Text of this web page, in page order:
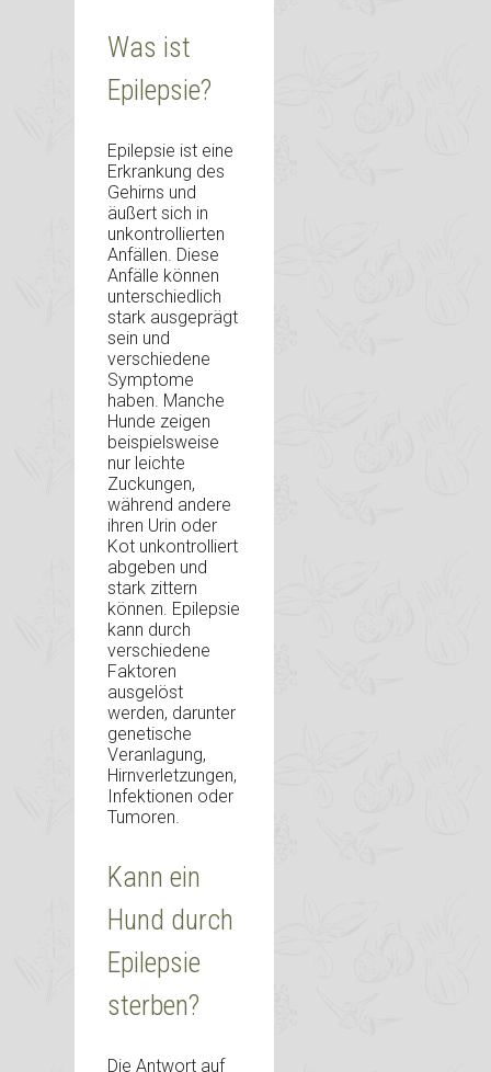
Was ist
Epilepsie?
Epilepsie ist eine
Erkrankung des
Gehirns und
äußert sich in
unkontrollierten
Anfällen. Diese
Anfälle können
unterschiedlich
stark ausgeprägt
sein und
verschiedene
Symptome
haben. Manche
Hunde zeigen
beispielsweise
nur leichte
Zuckungen,
während andere
ihren Urin oder
Kot unkontrolliert
abgeben und
stark zittern
können. Epilepsie
kann durch
verschiedene
Faktoren
ausgelöst
werden, darunter
genetische
Veranlagung,
Hirnverletzungen,
Infektionen oder
Tumoren.
Kann ein
Hund durch
Epilepsie
sterben?
Die Antwort auf